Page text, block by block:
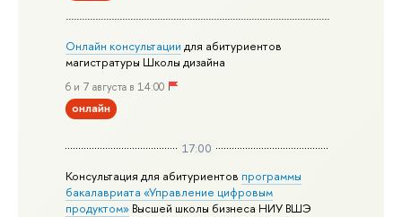
Онлайн консультации для абитуриентов
магистратуры Школы дизайна
6 и 7 августа в 14:00
онлайн
17:00
Консультация для абитуриентов программы
бакалавриата «Управление цифровым
продуктом» Высшей школы бизнеса НИУ ВШЭ